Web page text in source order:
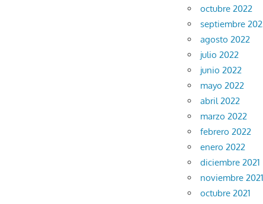
octubre 2022
septiembre
agosto 2022
julio 2022
junio 2022
mayo 2022
abril 2022
marzo 2022
febrero 2022
enero 2022
diciembre 2021
noviembre
octubre 2021